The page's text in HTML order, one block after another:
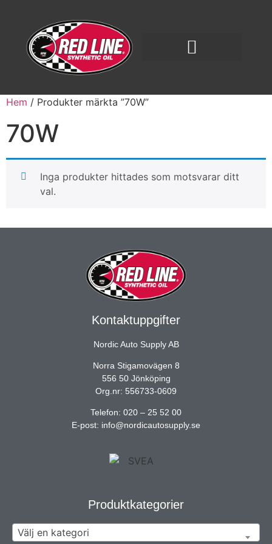
Hem / Produkter märkta ”70W”
70W
Inga produkter hittades som motsvarar ditt
val.
Kontaktuppgifter
Nordic Auto Supply AB
Norra Stigamovägen 8
556 50 Jönköping
Org.nr: 556733-0609
Telefon: 020 – 25 52 00
E-post: info@nordicautosupply.se
Produktkategorier
Välj en kategori